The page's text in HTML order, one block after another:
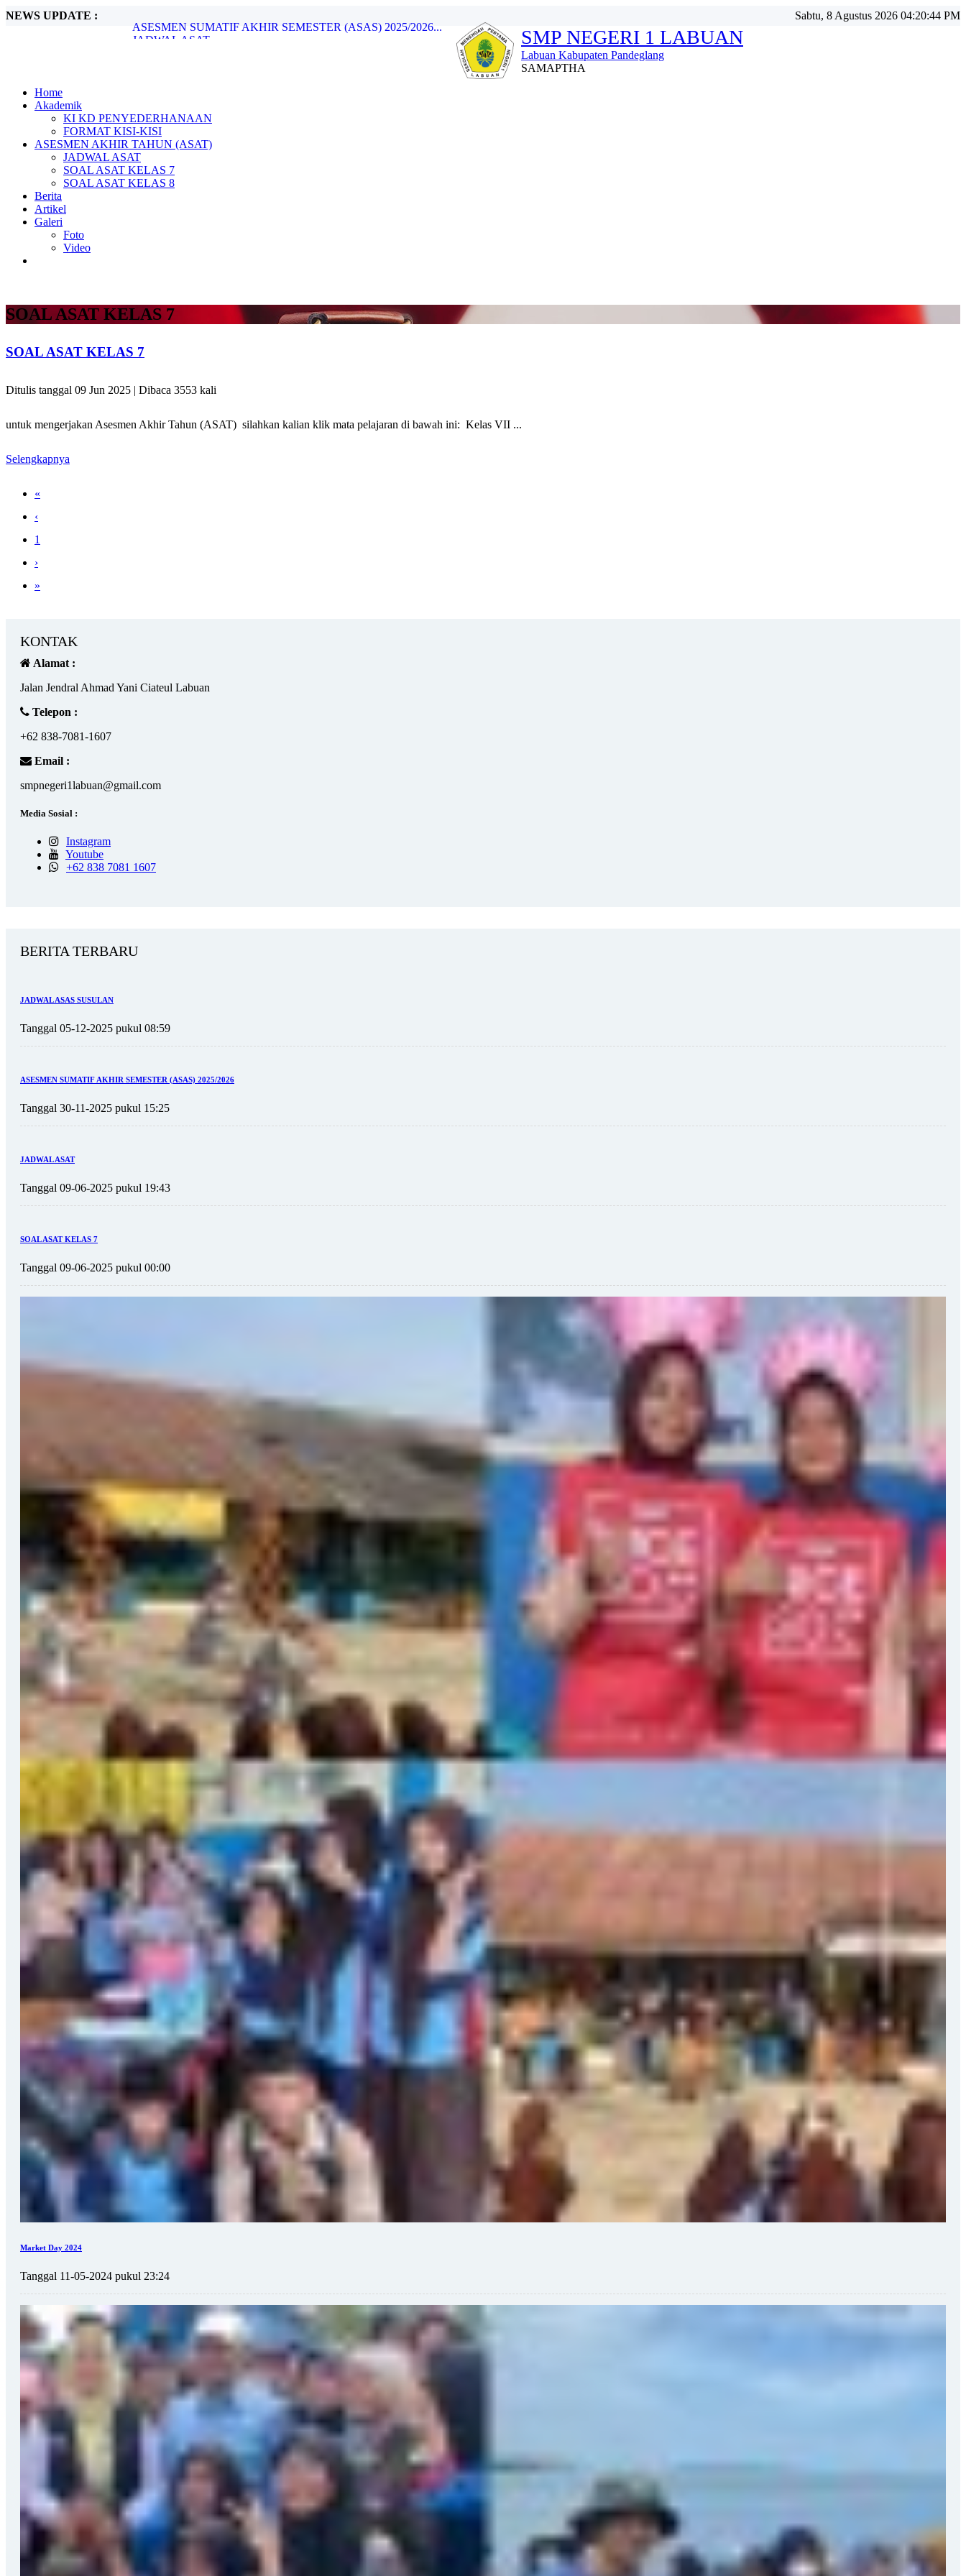
NEWS UPDATE :
JADWAL ASAT...
SOAL ASAT KELAS 7...
LATIHAN DASAR KEPEMIMPINAN SISWA (LDKS) 2023/2024...
JADWAL ASAS SUSULAN...
ASESMEN SUMATIF AKHIR SEMESTER (ASAS) 2025/2026...
Sabtu, 8 Agustus 2026 04:20:46 PM
SMP NEGERI 1 LABUAN
Labuan Kabupaten Pandeglang
SAMAPTHA
Home
Akademik
KI KD PENYEDERHANAAN
FORMAT KISI-KISI
ASESMEN AKHIR TAHUN (ASAT)
JADWAL ASAT
SOAL ASAT KELAS 7
SOAL ASAT KELAS 8
Berita
Artikel
Galeri
Foto
Video
SOAL ASAT KELAS 7
SOAL ASAT KELAS 7
Ditulis tanggal 09 Jun 2025 | Dibaca 3553 kali
untuk mengerjakan Asesmen Akhir Tahun (ASAT) silahkan kalian klik mata pelajaran di bawah ini: Kelas VII ...
Selengkapnya
«
‹
1
›
»
KONTAK
Alamat :
Jalan Jendral Ahmad Yani Ciateul Labuan
Telepon :
+62 838-7081-1607
Email :
smpnegeri1labuan@gmail.com
Media Sosial :
Instagram
Youtube
+62 838 7081 1607
BERITA TERBARU
JADWAL ASAS SUSULAN
Tanggal 05-12-2025 pukul 08:59
ASESMEN SUMATIF AKHIR SEMESTER (ASAS) 2025/2026
Tanggal 30-11-2025 pukul 15:25
JADWAL ASAT
Tanggal 09-06-2025 pukul 19:43
SOAL ASAT KELAS 7
Tanggal 09-06-2025 pukul 00:00
Market Day 2024
Tanggal 11-05-2024 pukul 23:24